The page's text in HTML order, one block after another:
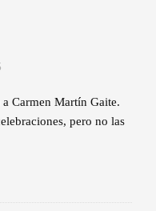
Carmen Martín Gaite.
pero no las